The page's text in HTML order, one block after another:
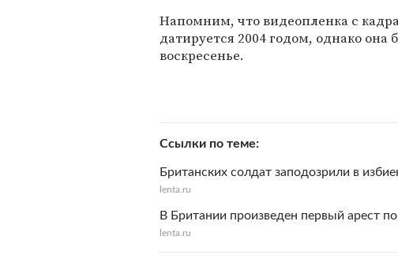
Напомним, что видеопленка с
датируется 2004 годом, однако
воскресенье.
Ссылки по теме
Британских солдат заподозрили в
lenta.ru
В Британии произведен первый арест
lenta.ru